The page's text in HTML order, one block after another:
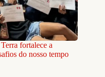
fortalece a
do nosso tempo